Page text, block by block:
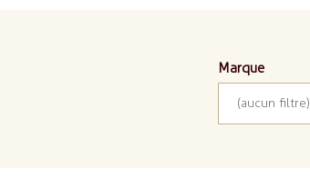
Marque
(aucun filtre)